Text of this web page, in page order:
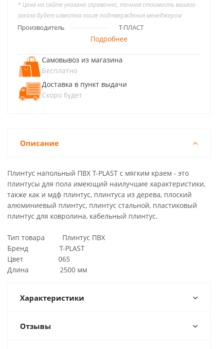
* Цена на сайте указана справочно, точная стоимость вашего
заказа будет известна после подтверждения менеджером
Производитель Т-ПЛАСТ
Подробнее
Самовывоз из магазина
Бесплатно
Доставка в пункт выдачи
Скоро будет
Описание
Плинтус напольный ПВХ T-PLAST с мягким краем - это
плинтусы для пола имеющий наилучшие характеристики,
также как и мдф плинтус, плинтуса из дерева, плоский
алюминиевый плинтус, плинтус стальной, пластиковый
плинтус для ковролина, кабельный плинтус.
Тип товара Плинтус ПВХ
Бренд T-PLAST
Цвет 065
Длина 2500 мм
Характеристики
Отзывы